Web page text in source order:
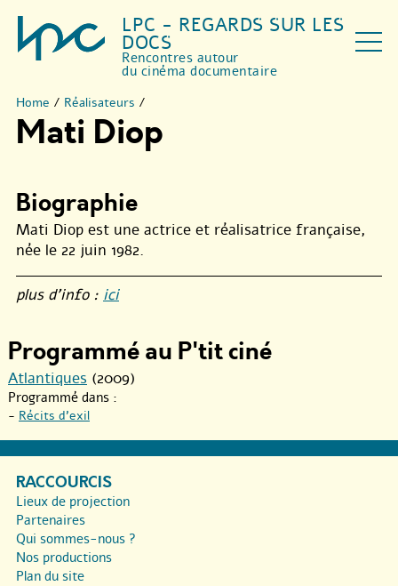
LPC - REGARDS SUR LES
DOCS
Rencontres autour
du cinéma documentaire
Home / Réalisateurs /
Mati Diop
Biographie
Mati Diop est une actrice et réalisatrice française,
née le 22 juin 1982.
plus d’info : ici
Programmé au P'tit ciné
Atlantiques (2009)
Programmé dans :
- Récits d’exil
RACCOURCIS
Lieux de projection
Partenaires
Qui sommes-nous ?
Nos productions
Plan du site